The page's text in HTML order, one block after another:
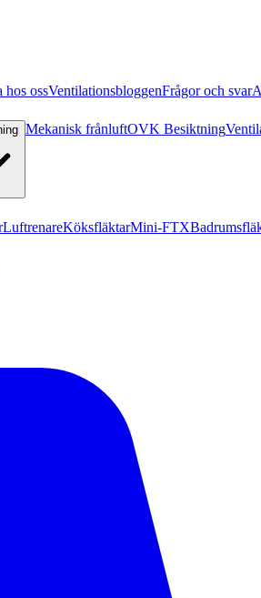
hos ossVentilationsbloggenFrågor och svar
Mekanisk frånluftOVK Besiktning
LuftrenareKöksfläktarMini-FTX